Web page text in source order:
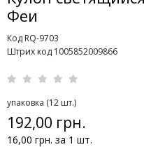
Феи
Код RQ-9703
Штрих код 1005852009866
упаковка (12 шт.)
192,00 грн.
16,00 грн. за 1 шт.